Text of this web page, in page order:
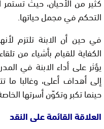
التحكم في مجمل حياتها.
في حين أن الابنة تلتزم
الكفاية للقيام بأشياء من
يؤثر على أداء الابنة في
إلى أهداف أعلى، وغالبا ما
حينما تكبر وتكوّن أسرتها
العلاقة القائمة على النقد